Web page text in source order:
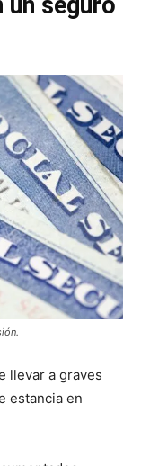
llevar a graves
estancia en